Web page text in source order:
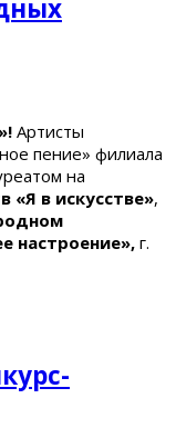
Артисты
пение» филиала
на
«Я в искусстве»,
настроение», г.